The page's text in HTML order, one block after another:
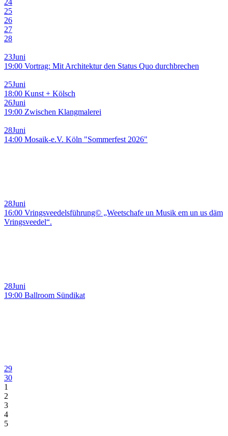
25
26
27
28
23Juni
19:00 Vortrag: Mit Architektur den Status Quo durchbrechen
25Juni
18:00 Kunst + Kölsch
26Juni
19:00 Zwischen Klangmalerei
28Juni
14:00 Mosaik-e.V. Köln "Sommerfest 2026"
28Juni
16:00 Vringsveedelsführung© „Weetschafe un Musik em un us däm
Vringsveedel“.
28Juni
19:00 Ballroom Sündikat
29
30
1
2
3
4
5